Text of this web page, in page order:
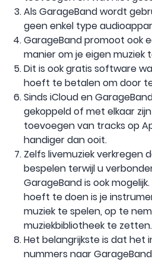
Als GarageBand wordt
geen enkel type
GarageBand promoot ook
manier om je eigen muziek
Dit is ook gratis software
hoeft te betalen om door
Sinds iCloud en
gekoppeld of met elkaar
toevoegen van tracks op
handiger dan ooit.
Zelfs livemuziek verkregen
bespelen terwijl u
GarageBand is ook
hoeft te doen is je
muziek te spelen, op te
muziekbibliotheek te zetten.
Het belangrijkste is dat het
nummers naar